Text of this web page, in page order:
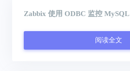
Zabbix 使用 ODBC 监控 MySQL
阅读全文